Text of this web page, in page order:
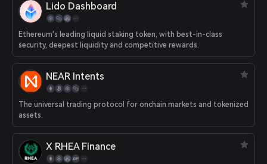
Lido Dashboard
Ethereum's leading liquid staking token, with best-in-class
security, deepest liquidity and competitive rewards.
NEAR Intents
The universal trading protocol for onchain markets and tokenized
assets.
X RHEA Finance